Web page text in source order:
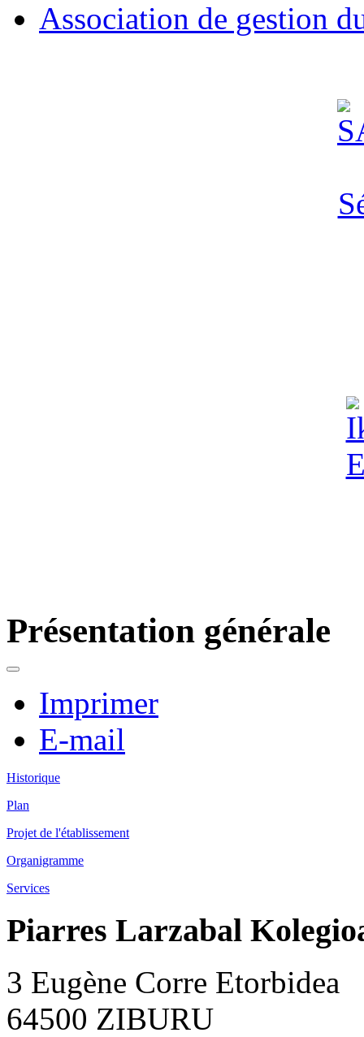
Association de gestion
Présentation générale
Imprimer
E-mail
Historique
Plan
Projet de l'établissement
Organigramme
Services
Piarres Larzabal
3 Eugène Corre Etorbidea
64500 ZIBURU